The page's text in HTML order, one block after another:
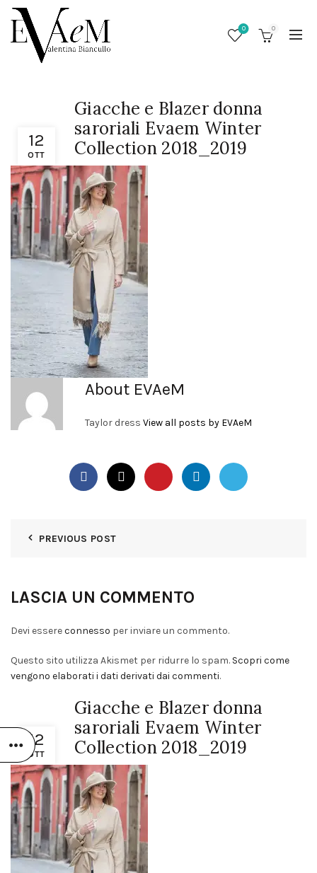
0 0
12
OTT
Giacche e Blazer donna
saroriali Evaem Winter
Collection 2018_2019
About EVAeM
Taylor dress View all posts by EVAeM
PREVIOUS POST
LASCIA UN COMMENTO
Devi essereconnesso per inviare un commento.
Questo sito utilizza Akismet per ridurre lo spam. Scopri come
vengono elaborati i dati derivati dai commenti.
12
OTT
Giacche e Blazer donna
saroriali Evaem Winter
Collection 2018_2019